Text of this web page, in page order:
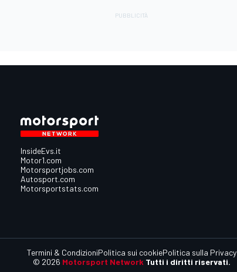
InsideEvs.it
Motor1.com
Motorsportjobs.com
Autosport.com
Motorsportstats.com
© 2026 Motorsport Network Tutti i diritti riservati.
Termini & CondizioniPolitica sui cookiePolitica sulla Privacy